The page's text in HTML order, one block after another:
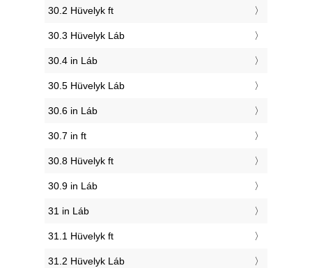
30.2 Hüvelyk ft
30.3 Hüvelyk Láb
30.4 in Láb
30.5 Hüvelyk Láb
30.6 in Láb
30.7 in ft
30.8 Hüvelyk ft
30.9 in Láb
31 in Láb
31.1 Hüvelyk ft
31.2 Hüvelyk Láb